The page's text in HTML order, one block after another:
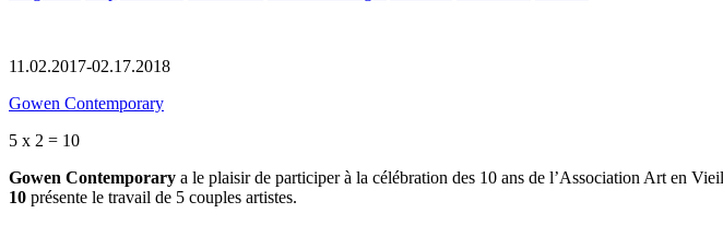
11.02.2017-02.17.2018
Gowen Contemporary
5 x 2 = 10
Gowen Contemporary a le plaisir de participer à la célébration des 10 ans de l’Association Art en
10 présente le travail de 5 couples artistes.